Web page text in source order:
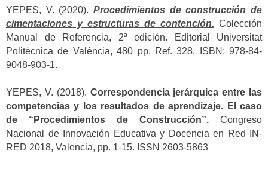
YEPES, V. (2020). Procedimientos de construcción de
cimentaciones y estructuras de contención. Colección
Manual de Referencia, 2ª edición. Editorial Universitat
Politècnica de València, 480 pp. Ref. 328. ISBN: 978-84-
9048-903-1.
YEPES, V. (2018). Correspondencia jerárquica entre las
competencias y los resultados de aprendizaje. El caso
de “Procedimientos de Construcción”. Congreso
Nacional de Innovación Educativa y Docencia en Red IN-
RED 2018, Valencia, pp. 1-15. ISSN 2603-5863